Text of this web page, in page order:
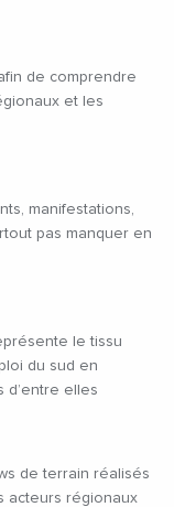
de comprendre
et les
manifestations,
pas manquer en
le tissu
du sud en
d’entre elles
de terrain réalisés
acteurs régionaux